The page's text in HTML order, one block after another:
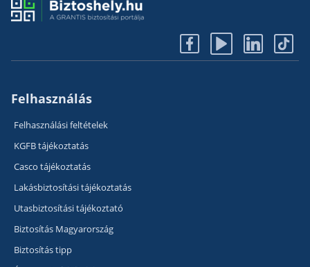
Felhasználás
Felhasználási feltételek
KGFB tájékoztatás
Casco tájékoztatás
Lakásbiztosítási tájékoztatás
Utasbiztosítási tájékoztató
Biztosítás Magyarország
Biztosítás tipp